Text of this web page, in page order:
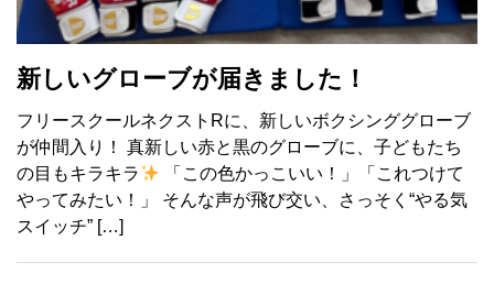
新しいグローブが届きました！
フリースクールネクストRに、新しいボクシンググローブ
が仲間入り！ 真新しい赤と黒のグローブに、子どもたち
の目もキラキラ
「この色かっこいい！」「これつけて
やってみたい！」 そんな声が飛び交い、さっそく“やる気
スイッチ” […]